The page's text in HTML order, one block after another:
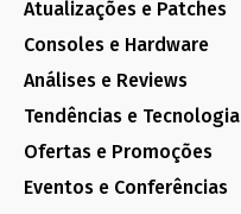
Atualizações e Patches
Consoles e Hardware
Análises e Reviews
Tendências e Tecnologia
Ofertas e Promoções
Eventos e Conferências